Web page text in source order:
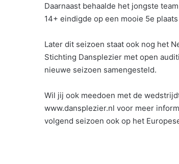
Daarnaast behaalde het jongste
14+ eindigde op een mooie 5e
Later dit seizoen staat ook nog het
Stichting Dansplezier met open
nieuwe seizoen samengesteld.
Wil jij ook meedoen met de
www.dansplezier.nl voor meer
volgend seizoen ook op het